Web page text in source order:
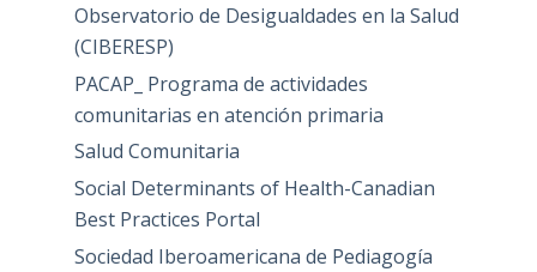
Observatorio de Desigualdades en la Salud
(CIBERESP)
PACAP_ Programa de actividades
comunitarias en atención primaria
Salud Comunitaria
Social Determinants of Health-Canadian
Best Practices Portal
Sociedad Iberoamericana de Pediagogía